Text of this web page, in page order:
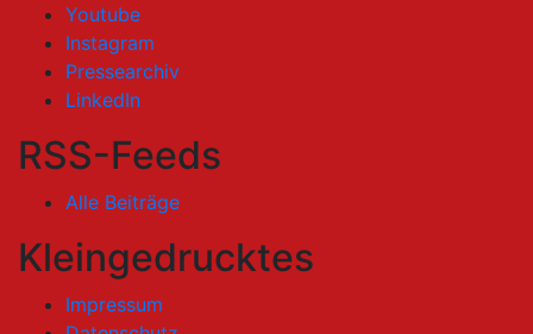
Youtube
Instagram
Pressearchiv
LinkedIn
RSS-Feeds
Alle Beiträge
Kleingedrucktes
Impressum